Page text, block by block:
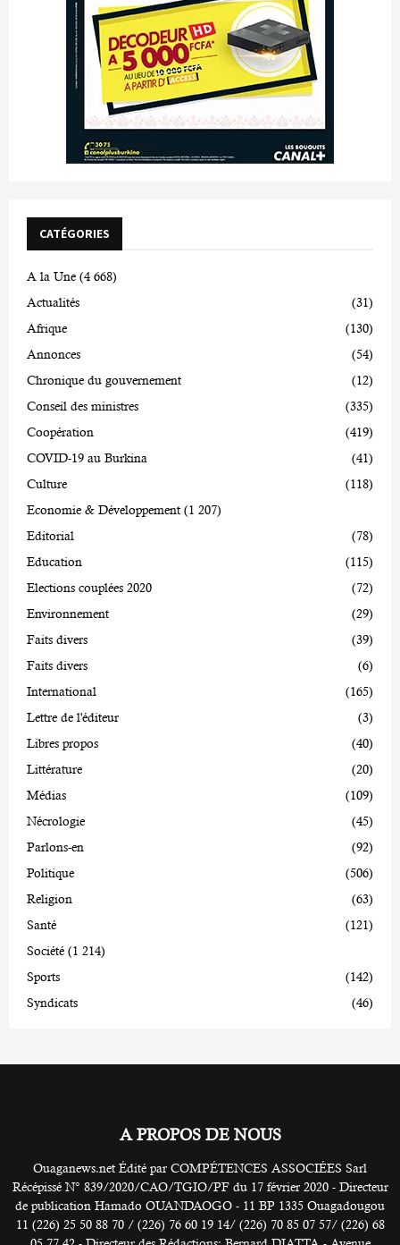
CATÉGORIES
A la Une (4 668)
Actualités
(31)
Afrique
(130)
Annonces
(54)
Chronique du gouvernement
(12)
Conseil des ministres
(335)
Coopération
(419)
COVID-19 au Burkina
(41)
Culture
(118)
Economie & Développement (1 207)
Editorial
(78)
Education
(115)
Elections couplées 2020
(72)
Environnement
(29)
Faits divers
(39)
Faits divers
(6)
International
(165)
Lettre de l'éditeur
(3)
Libres propos
(40)
Littérature
(20)
Médias
(109)
Nécrologie
(45)
Parlons-en
(92)
Politique
(506)
Religion
(63)
Santé
(121)
Société (1 214)
Sports
(142)
Syndicats
(46)
A PROPOS DE NOUS
Ouaganews.net Édité par COMPÉTENCES ASSOCIÉES Sarl
Récépissé N° 839/2020/CAO/TGIO/PF du 17 février 2020 - Directeur
de publication Hamado OUANDAOGO - 11 BP 1335 Ouagadougou
11 (226) 25 50 88 70 / (226) 76 60 19 14/ (226) 70 85 07 57/ (226) 68